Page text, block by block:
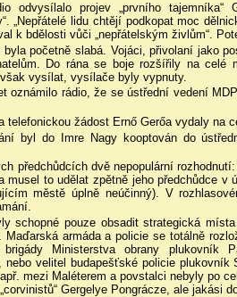
odvysílalo projev „prvního tajemníka“
„Nepřátelé lidu chtějí podkopat moc
k bdělosti vůči „nepřátelským živlům“.
byla početně slabá. Vojáci, přivolaní jako
Do rána se boje rozšířily na
vysílat, vysílače byly vypnuty.
oznámilo rádio, že se ústřední vedení
telefonickou žádost Ernő Gerőa vydaly na
byl do Imre Nagy kooptován do
předchůdcích dvě nepopulární
musel to udělat zpětně jeho předchůdce v
městě úplně neúčinný). V
schopné pouze obsadit strategická
Maďarská armáda a policie se totálně
brigády Ministerstva obrany plukovník
nebo velitel budapešťské policie
mezi Maléterem a povstalci nebyly po
Gergelye Pongrácze, ale jakási